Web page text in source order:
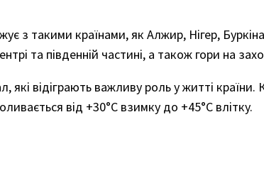
з такими країнами, як Алжир, Нігер,
та південній частині, а також гори на
які відіграють важливу роль у житті
від +30°C взимку до +45°C влітку.